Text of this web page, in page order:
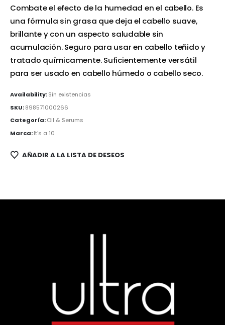
Combate el efecto de la humedad en el cabello. Es
una fórmula sin grasa que deja el cabello suave,
brillante y con un aspecto saludable sin
acumulación. Seguro para usar en cabello teñido y
tratado químicamente. Suficientemente versátil
para ser usado en cabello húmedo o cabello seco.
Availability:Sin existencias
SKU:898571000266
Categoría:Oil & Serums
Marca:It’s a 10
AÑADIR A LA LISTA DE DESEOS